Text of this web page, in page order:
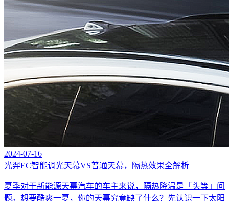
2024-07-16
光羿EC智能调光天幕VS普通天幕，隔热效果全解析
夏季对于新能源天幕汽车的车主来说，隔热降温是「头等」问
题。想要酷爽一夏，你的天幕究竟缺了什么？先认识一下太阳